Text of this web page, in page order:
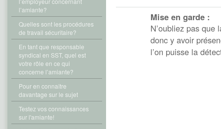
l’amiante?
Quelles sont les procédures
de travail sécuritaire?
En tant que responsable
syndical en SST, quel est
votre rôle en ce qui
concerne l’amiante?
Pour en connaître
davantage sur le sujet
Testez vos connaissances
sur l'amiante!
Mise en garde :
N’oubliez pas que
donc y avoir
l’on puisse la